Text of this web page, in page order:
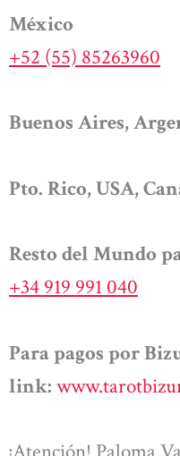
México
+52 (55) 85263960
Buenos Aires,
Pto. Rico, USA,
Resto del Mundo
+34 919 991 040
Para pagos por
link: